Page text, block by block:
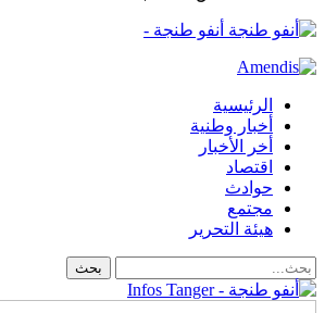
أنفو طنجة -
الرئيسية
أخبار وطنية
أخر الأخبار
اقتصاد
حوادث
مجتمع
هيئة التحرير